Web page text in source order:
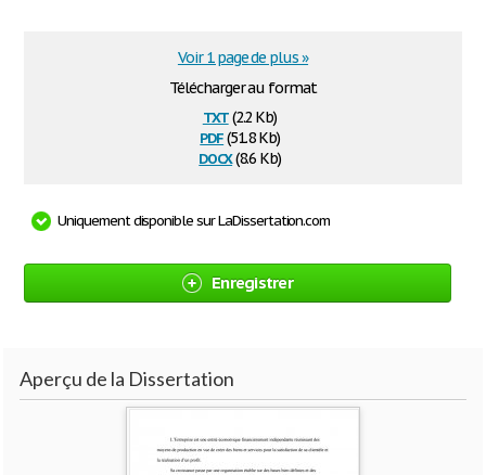
Télécharger au format
txt(2.2 Kb)
pdf(51.8 Kb)
docx(8.6 Kb)
Voir 1 page de plus »
Uniquement disponible sur LaDissertation.com
Enregistrer
Aperçu de la Dissertation